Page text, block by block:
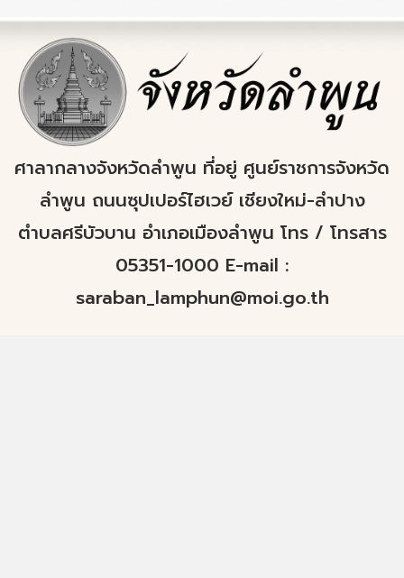
ศาลากลางจังหวัดลำพูน ที่อยู่ ศูนย์ราชการจังหวัด
ลำพูน ถนนซุปเปอร์ไฮเวย์ เชียงใหม่-ลำปาง
ตำบลศรีบัวบาน อำเภอเมืองลำพูน โทร / โทรสาร
05351-1000 E-mail :
saraban_lamphun@moi.go.th